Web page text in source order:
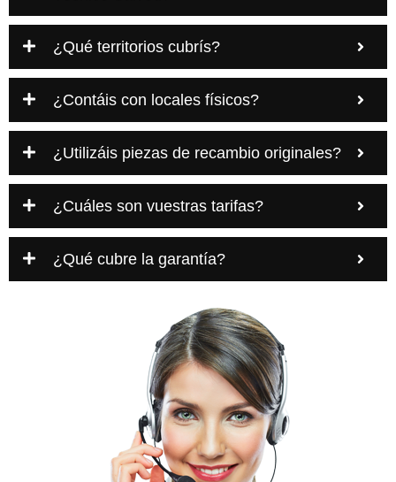
¿Qué territorios cubrís?
¿Contáis con locales físicos?
¿Utilizáis piezas de recambio originales?
¿Cuáles son vuestras tarifas?
¿Qué cubre la garantía?